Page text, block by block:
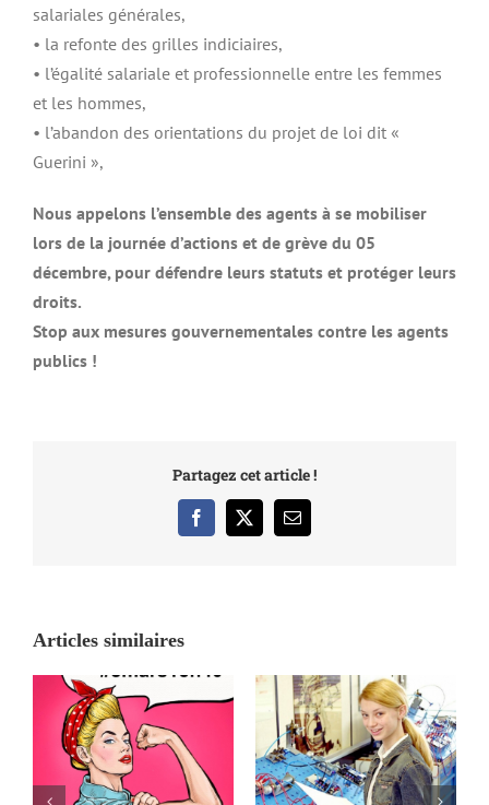
salariales générales,
• la refonte des grilles indiciaires,
• l’égalité salariale et professionnelle entre les femmes
et les hommes,
• l’abandon des orientations du projet de loi dit «
Guerini »,
Nous appelons l’ensemble des agents à se mobiliser
lors de la journée d’actions et de grève du 05
décembre, pour défendre leurs statuts et protéger leurs
droits.
Stop aux mesures gouvernementales contre les agents
publics !
Partagez cet article !
Facebook
X Email
Articles similaires